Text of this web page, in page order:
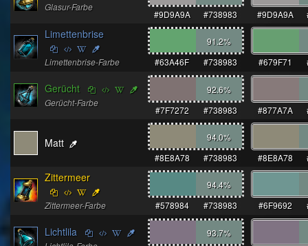
Glasur-Farbe
#9D9A9A
#738983 #9D9A9A
Limettenbrise
Limettenbrise-Farbe
91.2%
#63A46F
#738983 #679F71
Gerücht
Gerücht-Farbe
92.6%
#7F7272
#738983 #877A7A
Matt 94.0%
#8E8A78
#738983 #8E8A78
Zittermeer
Zittermeer-Farbe
94.4%
#578984
#738983 #6F9692
Lichtlila 93.7%